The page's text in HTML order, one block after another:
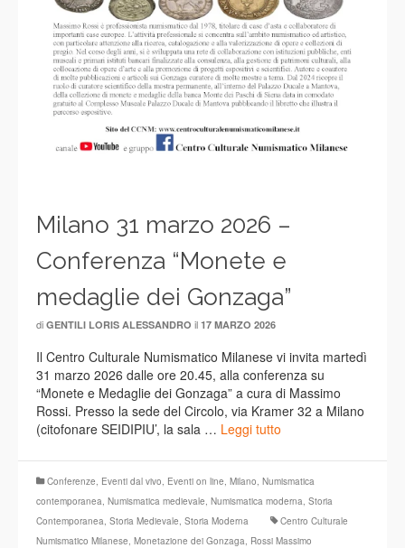
Milano 31 marzo 2026 –
Conferenza “Monete e
medaglie dei Gonzaga”
di GENTILI LORIS ALESSANDRO il 17 MARZO 2026
Il Centro Culturale Numismatico Milanese vi invita martedì
31 marzo 2026 dalle ore 20.45, alla conferenza su
“Monete e Medaglie dei Gonzaga” a cura di Massimo
Rossi. Presso la sede del Circolo, via Kramer 32 a Milano
(citofonare SEIDIPIU’, la sala … Leggi tutto
Conferenze Eventi dal vivo Eventi on line Milano Numismatica
contemporanea Numismatica medievale Numismatica moderna Storia
Contemporanea Storia Medievale Storia Moderna
Centro Culturale
Numismatico Milanese Monetazione dei Gonzaga Rossi Massimo